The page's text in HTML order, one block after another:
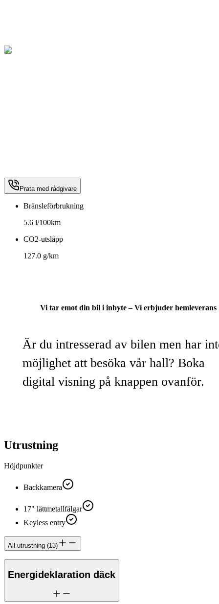
Prata med rådgivare
Bränsleförbrukning
5.6 l/100km
CO2-utsläpp
127.0 g/km
Vi tar emot din bil i inbyte – Vi erbjuder hemleverans
Är du intresserad av bilen men har
möjlighet att besöka vår hall? Boka
digital visning på knappen ovanför.
Utrustning
Höjdpunkter
Backkamera
17" lättmetallfälgar
Keyless entry
All utrustning (13)
Energideklaration däck